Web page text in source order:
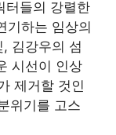
터들의 강렬한
기하는 임상의
김강우의 섬
시선이 인상
제거할 것인
위기를 고스